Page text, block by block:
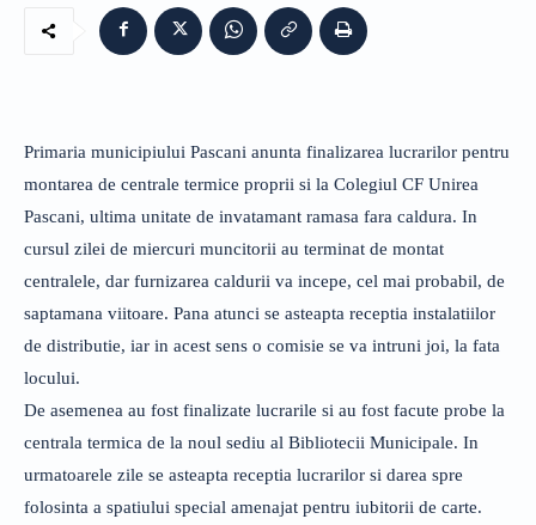
Primaria municipiului Pascani anunta finalizarea lucrarilor pentru
montarea de centrale termice proprii si la Colegiul CF Unirea
Pascani, ultima unitate de invatamant ramasa fara caldura. In
cursul zilei de miercuri muncitorii au terminat de montat
centralele, dar furnizarea caldurii va incepe, cel mai probabil, de
saptamana viitoare. Pana atunci se asteapta receptia instalatiilor
de distributie, iar in acest sens o comisie se va intruni joi, la fata
locului.
De asemenea au fost finalizate lucrarile si au fost facute probe la
centrala termica de la noul sediu al Bibliotecii Municipale. In
urmatoarele zile se asteapta receptia lucrarilor si darea spre
folosinta a spatiului special amenajat pentru iubitorii de carte.